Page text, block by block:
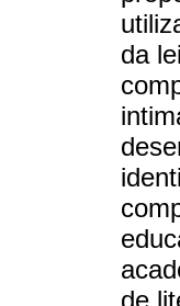
da
de